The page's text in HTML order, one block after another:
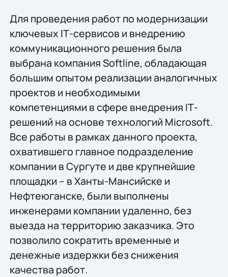
Для проведения работ по модернизации
ключевых IТ-сервисов и внедрению
коммуникационного решения была
выбрана компания Softline, обладающая
большим опытом реализации аналогичных
проектов и необходимыми
компетенциями в сфере внедрения IТ-
решений на основе технологий Microsoft.
Все работы в рамках данного проекта,
охватившего главное подразделение
компании в Сургуте и две крупнейшие
площадки – в Ханты-Мансийске и
Нефтеюганске, были выполнены
инженерами компании удаленно, без
выезда на территорию заказчика. Это
позволило сократить временные и
денежные издержки без снижения
качества работ.